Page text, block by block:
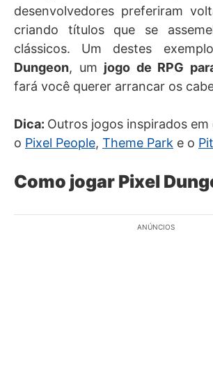
desenvolvedores preferiram
criando títulos que se
clássicos. Um destes
Dungeon, um jogo de RPG
fará você querer arrancar os
Dica: Outros jogos inspirados em
o Pixel People, Theme Park e o
Como jogar Pixel
ANÚNCIOS